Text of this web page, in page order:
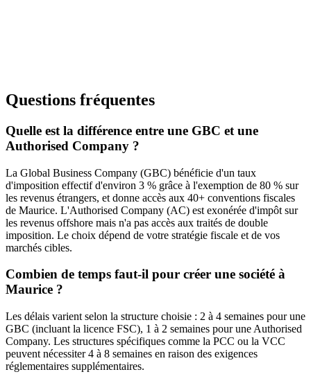
Questions fréquentes
Quelle est la différence entre une GBC et une
Authorised Company ?
La Global Business Company (GBC) bénéficie d'un taux
d'imposition effectif d'environ 3 % grâce à l'exemption de 80 % sur
les revenus étrangers, et donne accès aux 40+ conventions fiscales
de Maurice. L'Authorised Company (AC) est exonérée d'impôt sur
les revenus offshore mais n'a pas accès aux traités de double
imposition. Le choix dépend de votre stratégie fiscale et de vos
marchés cibles.
Combien de temps faut-il pour créer une société à
Maurice ?
Les délais varient selon la structure choisie : 2 à 4 semaines pour une
GBC (incluant la licence FSC), 1 à 2 semaines pour une Authorised
Company. Les structures spécifiques comme la PCC ou la VCC
peuvent nécessiter 4 à 8 semaines en raison des exigences
réglementaires supplémentaires.